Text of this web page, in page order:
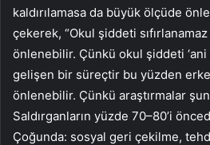
kaldırılamasa da büyük ölçüde
çekerek, “Okul şiddeti
önlenebilir. Çünkü okul şiddeti ‘ani
gelişen bir süreçtir bu yüzden
önlenebilir. Çünkü araştırmalar
Saldırganların yüzde 70–80’i
Çoğunda: sosyal geri çekilme,